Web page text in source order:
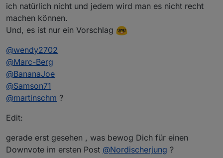
ich natürlich nicht und jedem wird man es nicht recht
machen können.
Und, es ist nur ein Vorschlag
@wendy2702
@Marc-Berg
@BananaJoe
@Samson71
@martinschm ?
Edit:
gerade erst gesehen , was bewog Dich für einen
Downvote im ersten Post @Nordischerjung ?